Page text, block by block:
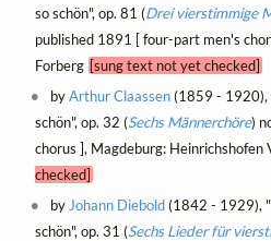
so schön", op. 81 (Drei vierstimmige
published 1891 [ four-part men's
Forberg [sung text not yet checked]
byArthur Claassen(1859 - 1920),
schön", op. 32 (Sechs Männerchöre)
chorus ], Magdeburg: Heinrichshofen
checked]
by Johann Diebold(1842 - 1929),
schön", op. 31 (Sechs Lieder für